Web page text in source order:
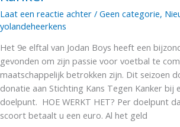
Laat een reactie achter / Geen categorie,
yolandeheerkens
Het 9e elftal van Jodan Boys heeft een
gevonden om zijn passie voor voetbal te
maatschappelijk betrokken zijn. Dit seizoen
donatie aan Stichting Kans Tegen Kanker bij
doelpunt. HOE WERKT HET? Per doelpunt
scoort betaalt u een euro. Al het geld